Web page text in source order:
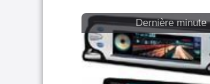
Dernière minute